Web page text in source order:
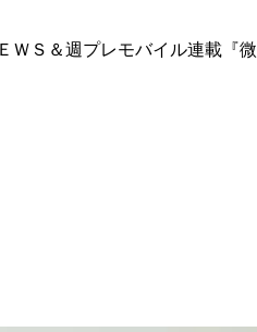
ＷＳ＆週プレモバイル連載『微